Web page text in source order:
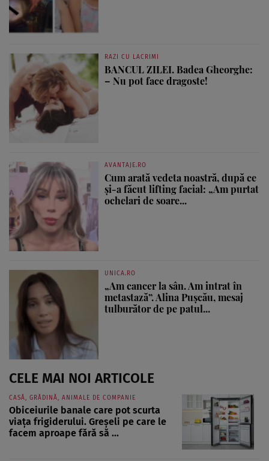
RAZI CU LACRIMI
BANCUL ZILEI. Badea Gheorghe:
– Nu pot face dragoste!
AVANTAJE.RO
Cum arată vedeta noastră, după ce
și-a făcut lifting facial: „Am purtat
ochelari de soare...
UNICA.RO
„Am cancer la sân. Am intrat în
metastază”. Alina Pușcău, mesaj
tulburător de pe patul...
CELE MAI NOI ARTICOLE
CASĂ, GRĂDINĂ, ANIMALE DE COMPANIE
Obiceiurile banale care pot scurta
viața frigiderului. Greșeli pe care le
facem aproape fără să ...